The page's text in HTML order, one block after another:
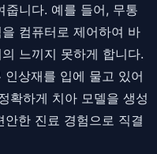
니다. 예를 들어, 무통
컴퓨터로 제어하여 바
느끼지 못하게 합니다.
상재를 입에 물고 있어
확하게 치아 모델을 생성
한 진료 경험으로 직결